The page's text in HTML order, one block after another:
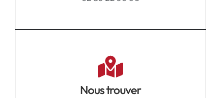
Nous trouver